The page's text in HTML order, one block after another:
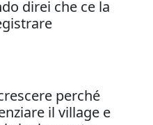
direi che ce la
perché
il village e